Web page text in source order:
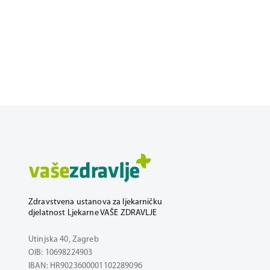
Zdravstvena ustanova za ljekarničku
djelatnost Ljekarne VAŠE ZDRAVLJE
Utinjska 40, Zagreb
OIB: 10698224903
IBAN: HR9023600001102289096